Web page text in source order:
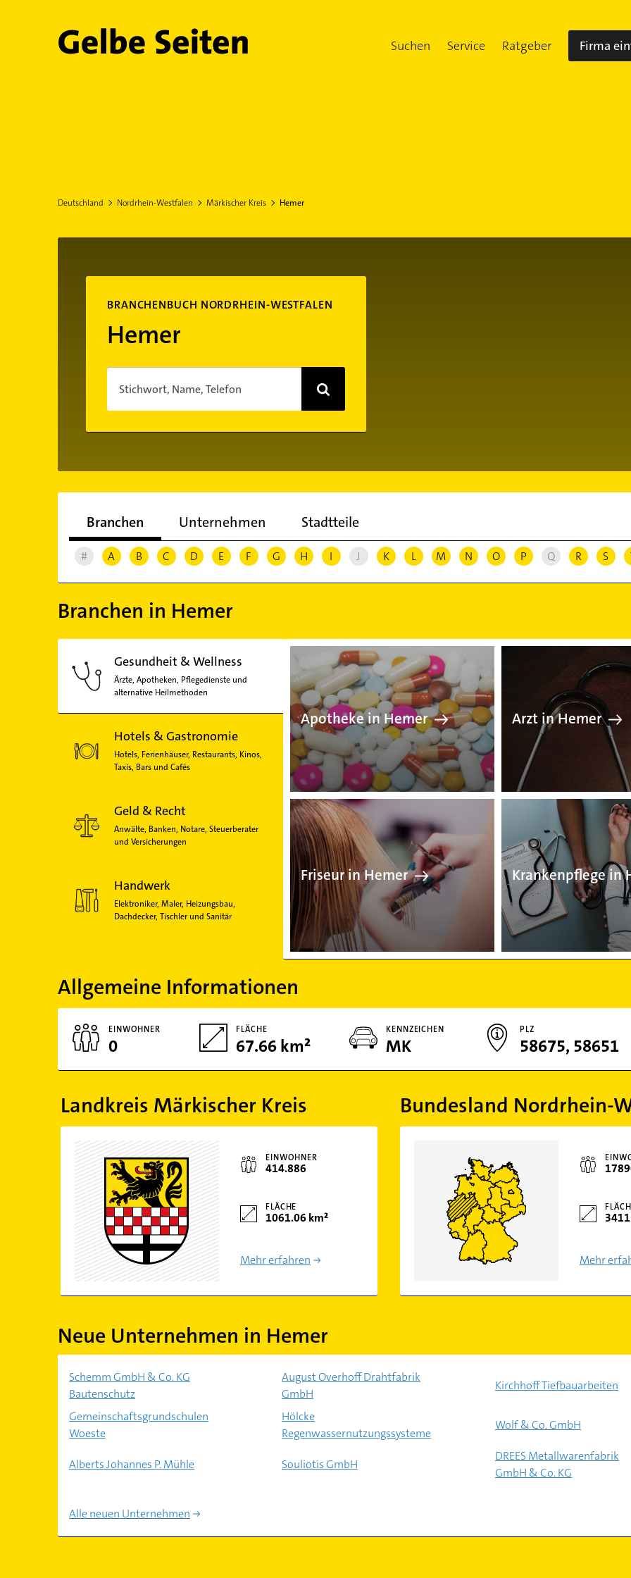
Gelbe Seiten Suchen Service Ratgeber Firma
Deutschland Nordrhein-Westfalen Märkischer Kreis Hemer
BRANCHENBUCH NORDRHEIN-WESTFALEN
Hemer
Stichwort, Name, Telefon
Branchen Unternehmen Stadtteile
# A B C D E F G H I J K L M N O P Q R S
Branchen in Hemer
Gesundheit & Wellness
Ärzte, Apotheken, Pflegedienste und
alternative Heilmethoden
Hotels & Gastronomie
Hotels, Ferienhäuser, Restaurants, Kinos,
Taxis, Bars und Cafés
Geld & Recht
Anwälte, Banken, Notare, Steuerberater
und Versicherungen
Handwerk
Elektroniker, Maler, Heizungsbau,
Dachdecker, Tischler und Sanitär
Apotheke in Hemer
Apotheke in Hemer
Arzt in Hemer
Friseur in Hemer
Friseur in Hemer
Krankenpflege in
Allgemeine Informationen
EINWOHNER
0
FLÄCHE
67.66 km²
KENNZEICHEN
MK
PLZ
58675, 58651
Landkreis Märkischer Kreis Bundesland Nordrhein-
EINWOHNER
414.886
FLÄCHE
1061.06 km²
Mehr erfahren Mehr
Neue Unternehmen in Hemer
Schemm GmbH & Co. KG
Bautenschutz
August Overhoff Drahtfabrik
GmbH
Kirchhoff Tiefbauarbeiten
Gemeinschaftsgrundschulen
Woeste
Hölcke
Regenwassernutzungssysteme
Wolf & Co. GmbH
Alberts Johannes P. Mühle Souliotis GmbH
DREES Metallwarenfabrik
GmbH & Co. KG
Alle neuen Unternehmen